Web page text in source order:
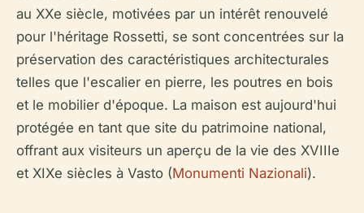
au XXe siècle, motivées par un intérêt renouvelé
pour l'héritage Rossetti, se sont concentrées sur la
préservation des caractéristiques architecturales
telles que l'escalier en pierre, les poutres en bois
et le mobilier d'époque. La maison est aujourd'hui
protégée en tant que site du patrimoine national,
offrant aux visiteurs un aperçu de la vie des XVIIIe
et XIXe siècles à Vasto (Monumenti Nazionali).